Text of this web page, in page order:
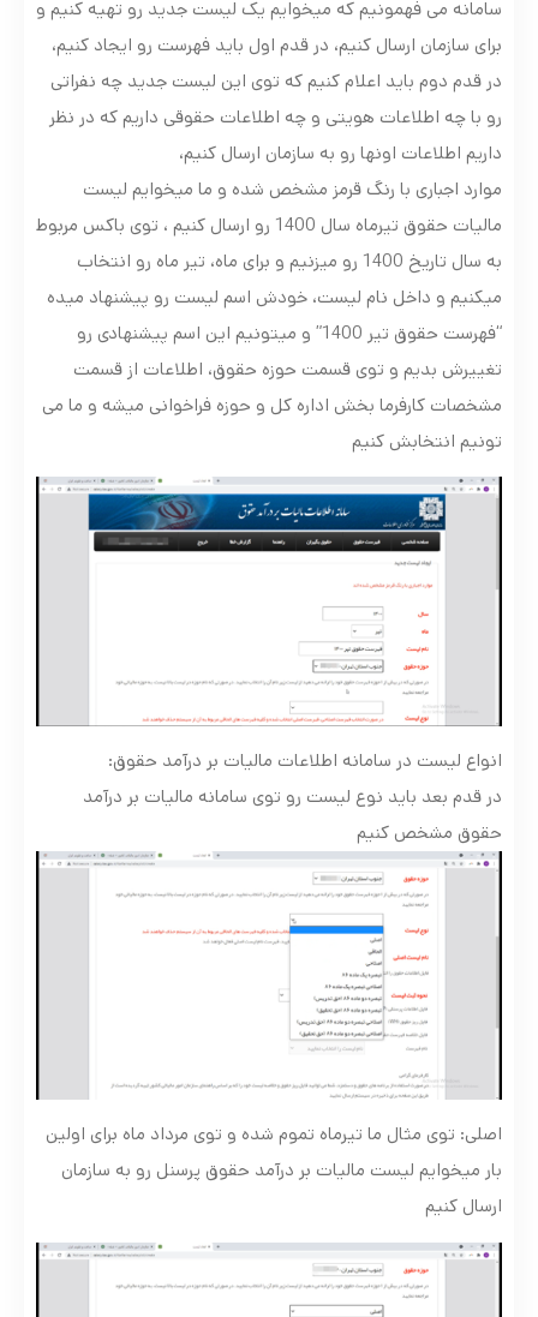
سامانه می فهمونیم که میخوایم یک لیست جدید رو تهیه کنیم و
برای سازمان ارسال کنیم، در قدم اول باید فهرست رو ایجاد کنیم،
در قدم دوم باید اعلام کنیم که توی این لیست جدید چه نفراتی
رو با چه اطلاعات هویتی و چه اطلاعات حقوقی داریم که در نظر
داریم اطلاعات اونها رو به سازمان ارسال کنیم،
موارد اجباری با رنگ قرمز مشخص شده و ما میخوایم لیست
مالیات حقوق تیرماه سال 1400 رو ارسال کنیم ، توی باکس مربوط
به سال تاریخ 1400 رو میزنیم و برای ماه، تیر ماه رو انتخاب
میکنیم و داخل نام لیست، خودش اسم لیست رو پیشنهاد میده
“فهرست حقوق تیر 1400” و میتونیم این اسم پیشنهادی رو
تغییرش بدیم و توی قسمت حوزه حقوق، اطلاعات از قسمت
مشخصات کارفرما بخش اداره کل و حوزه فراخوانی میشه و ما می
تونیم انتخابش کنیم
انواع لیست در سامانه اطلاعات مالیات بر درآمد حقوق:
در قدم بعد باید نوع لیست رو توی سامانه مالیات بر درآمد
حقوق مشخص کنیم
اصلی: توی مثال ما تیرماه تموم شده و توی مرداد ماه برای اولین
بار میخوایم لیست مالیات بر درآمد حقوق پرسنل رو به سازمان
ارسال کنیم